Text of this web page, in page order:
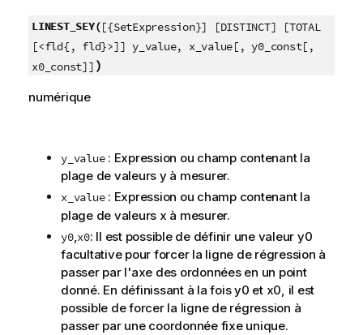
LINEST_SEY([{SetExpression}] [DISTINCT] [TOTAL
[<fld{, fld}>]] y_value, x_value[, y0_const[,
x0_const]] )
numérique
y_value: Expression ou champ contenant la
plage de valeurs yà mesurer.
x_value: Expression ou champ contenant la
plage de valeurs x à mesurer.
y0,x0: Il est possible de définir une valeur y0
facultative pour forcer la ligne de régression à
passer par l'axe des ordonnées en un point
donné. En définissant à la foisy0 et x0, il est
possible de forcer la ligne de régression à
passer par une coordonnée fixe unique.